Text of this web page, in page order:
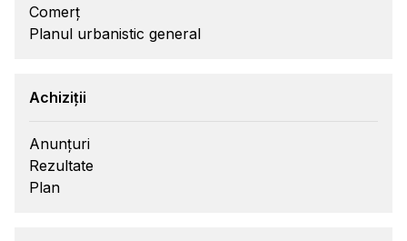
Comerț
Planul urbanistic general
Achiziții
Anunțuri
Rezultate
Plan